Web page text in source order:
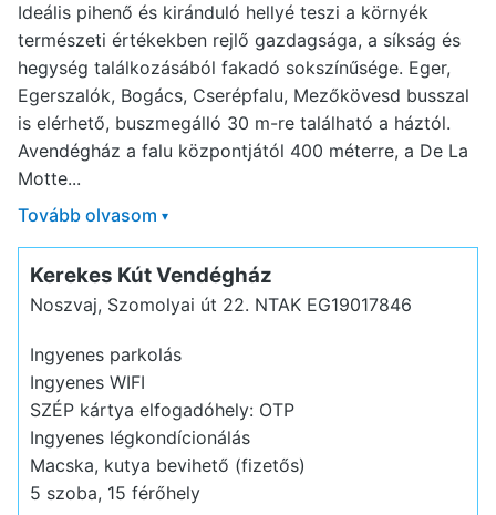
Ideális pihenő és kiránduló hellyé teszi a környék
természeti értékekben rejlő gazdagsága, a síkság és
hegység találkozásából fakadó sokszínűsége. Eger,
Egerszalók, Bogács, Cserépfalu, Mezőkövesd busszal
is elérhető, buszmegálló 30 m-re található a háztól.
Avendégház a falu központjától 400 méterre, a De La
Motte...
Tovább olvasom ▾
Kerekes Kút Vendégház
Noszvaj, Szomolyai út 22. NTAK EG19017846
Ingyenes parkolás
Ingyenes WIFI
SZÉP kártya elfogadóhely: OTP
Ingyenes légkondícionálás
Macska, kutya bevihető (fizetős)
5 szoba, 15 férőhely